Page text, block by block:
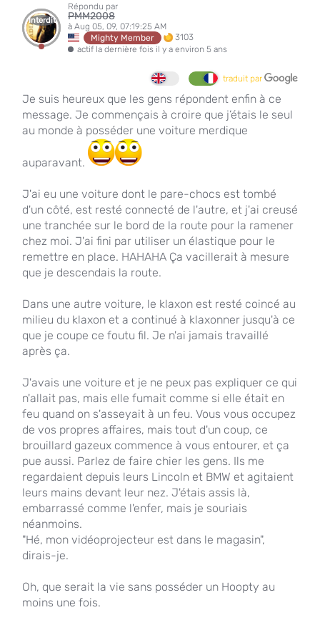
Interdit
Répondu par
PMM2008
à Aug 05, 09, 07:19:25 AM
Mighty Member
3103
actif la dernière fois il y a environ 5 ans
traduit par
Je suis heureux que les gens répondent enfin à ce
message. Je commençais à croire que j’étais le seul
au monde à posséder une voiture merdique
auparavant.
J'ai eu une voiture dont le pare-chocs est tombé
d'un côté, est resté connecté de l'autre, et j'ai creusé
une tranchée sur le bord de la route pour la ramener
chez moi. J'ai fini par utiliser un élastique pour le
remettre en place. HAHAHA Ça vacillerait à mesure
que je descendais la route.
Dans une autre voiture, le klaxon est resté coincé au
milieu du klaxon et a continué à klaxonner jusqu'à ce
que je coupe ce foutu fil. Je n'ai jamais travaillé
après ça.
J'avais une voiture et je ne peux pas expliquer ce qui
n'allait pas, mais elle fumait comme si elle était en
feu quand on s'asseyait à un feu. Vous vous occupez
de vos propres affaires, mais tout d'un coup, ce
brouillard gazeux commence à vous entourer, et ça
pue aussi. Parlez de faire chier les gens. Ils me
regardaient depuis leurs Lincoln et BMW et agitaient
leurs mains devant leur nez. J'étais assis là,
embarrassé comme l'enfer, mais je souriais
néanmoins.
"Hé, mon vidéoprojecteur est dans le magasin",
dirais-je.
Oh, que serait la vie sans posséder un Hoopty au
moins une fois.